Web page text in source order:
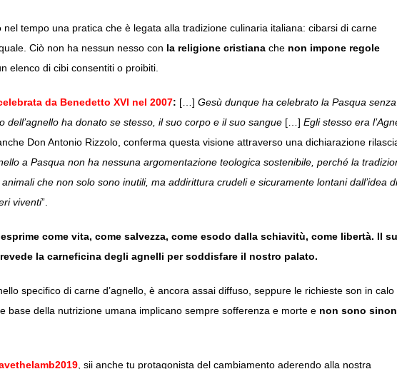
nel tempo una pratica che è legata alla tradizione culinaria italiana: cibarsi di carne
Ciò non ha nessun nesso con la religione cristiana che non impone regole
elenco di cibi consentiti o proibiti.
da Benedetto XVI nel 2007: […] Gesù dunque ha celebrato la Pasqua senza
ha donato se stesso, il suo corpo e il suo sangue […] Egli stesso era
Don Antonio Rizzolo, conferma questa visione attraverso una dichiarazione
a Pasqua non ha nessuna argomentazione teologica sostenibile, perché la
che non solo sono inutili, ma addirittura crudeli e sicuramente lontani dall’idea di
viventi”.
come vita, come salvezza, come esodo dalla schiavitù, come libertà. Il
la carneficina degli agnelli per soddisfare il nostro palato.
specifico di carne d’agnello, è ancora assai diffuso, seppure le richieste son in calo
base della nutrizione umana implicano sempre sofferenza e morte e non sono
, sii anche tu protagonista del cambiamento aderendo alla nostra